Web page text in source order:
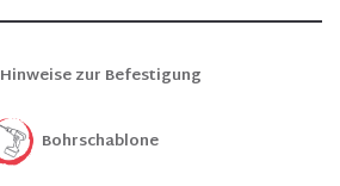
Hinweise zur Befestigung
Bohrschablone